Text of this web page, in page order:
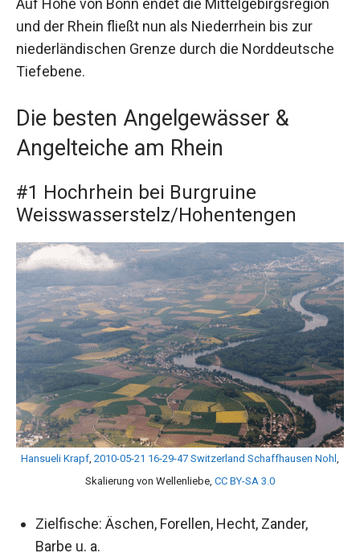
Auf Höhe von Bonn endet die Mittelgebirgsregion
und der Rhein fließt nun als Niederrhein bis zur
niederländischen Grenze durch die Norddeutsche
Tiefebene.
Die besten Angelgewässer &
Angelteiche am Rhein
#1 Hochrhein bei Burgruine
Weisswasserstelz/Hohentengen
Hansueli Krapf 2010-05-21 16-29-47 Switzerland Schaffhausen Nohl
Skalierung von Wellenliebe, CC BY-SA 3.0
Zielfische: Äschen, Forellen, Hecht, Zander,
Barbe u. a.